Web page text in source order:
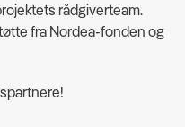
rådgiverteam.
fra Nordea-fonden og